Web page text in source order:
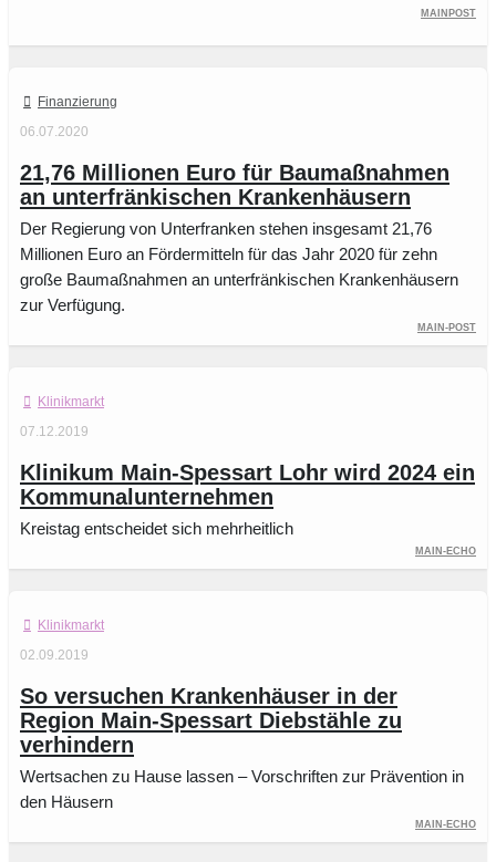
Mainpost
Finanzierung
06.07.2020
21,76 Millionen Euro für Baumaßnahmen
an unterfränkischen Krankenhäusern
Der Regierung von Unterfranken stehen insgesamt 21,76
Millionen Euro an Fördermitteln für das Jahr 2020 für zehn
große Baumaßnahmen an unterfränkischen Krankenhäusern
zur Verfügung.
Main-Post
Klinikmarkt
07.12.2019
Klinikum Main-Spessart Lohr wird 2024 ein
Kommunalunternehmen
Kreistag entscheidet sich mehrheitlich
Main-Echo
Klinikmarkt
02.09.2019
So versuchen Krankenhäuser in der
Region Main-Spessart Diebstähle zu
verhindern
Wertsachen zu Hause lassen – Vorschriften zur Prävention in
den Häusern
Main-Echo